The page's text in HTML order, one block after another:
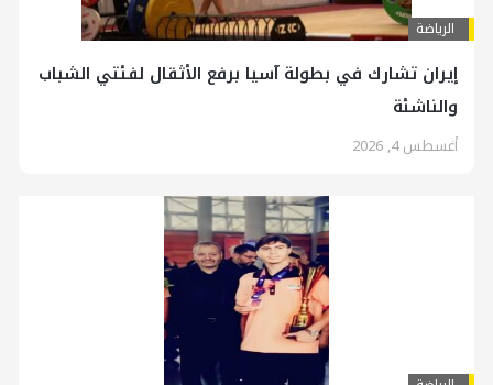
الرياضة
إيران تشارك في بطولة آسيا برفع الأثقال لفئتي الشباب
والناشئة
أغسطس 4, 2026